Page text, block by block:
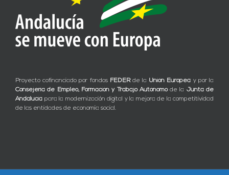
Proyecto cofinanciado por fondos FEDERde la Unión Europea y por la
Consejería de Empleo, Formación y Trabajo Autónomode la Junta de
Andalucía para la modernización digital y la mejora de la competitividad
de las entidades de economía social.